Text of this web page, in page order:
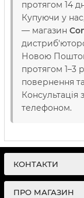
протягом 14
Купуючи у
— магазин
Новою
протягом 1–3
повернення
Консультація
телефоном.
КОНТАКТИ
ПРО МАГАЗИН